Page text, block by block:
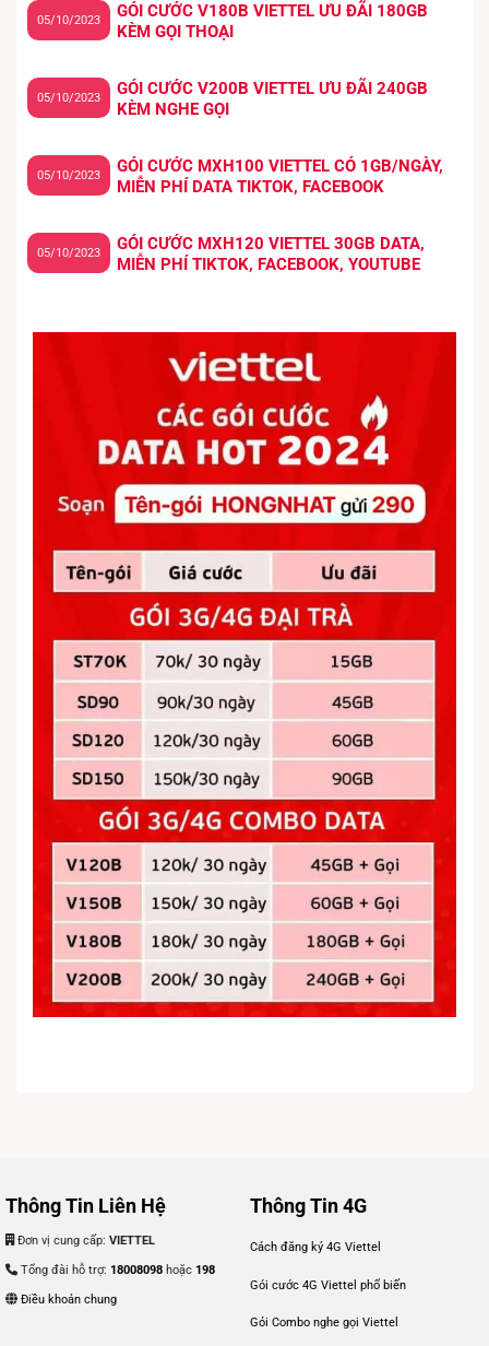
GÓI CƯỚC V180B VIETTEL ƯU ĐÃI 180GB
KÈM GỌI THOẠI
05/10/2023
GÓI CƯỚC V200B VIETTEL ƯU ĐÃI 240GB
KÈM NGHE GỌI
05/10/2023
GÓI CƯỚC MXH100 VIETTEL CÓ 1GB/NGÀY,
MIỄN PHÍ DATA TIKTOK, FACEBOOK
05/10/2023
GÓI CƯỚC MXH120 VIETTEL 30GB DATA,
MIỄN PHÍ TIKTOK, FACEBOOK, YOUTUBE
05/10/2023
Thông Tin Liên Hệ
Đơn vị cung cấp: VIETTEL
Tổng đài hỗ trợ: 18008098 hoặc 198
Điều khoản chung
Thông Tin 4G
Cách đăng ký 4G Viettel
Gói cước 4G Viettel phổ biến
Gói Combo nghe gọi Viettel